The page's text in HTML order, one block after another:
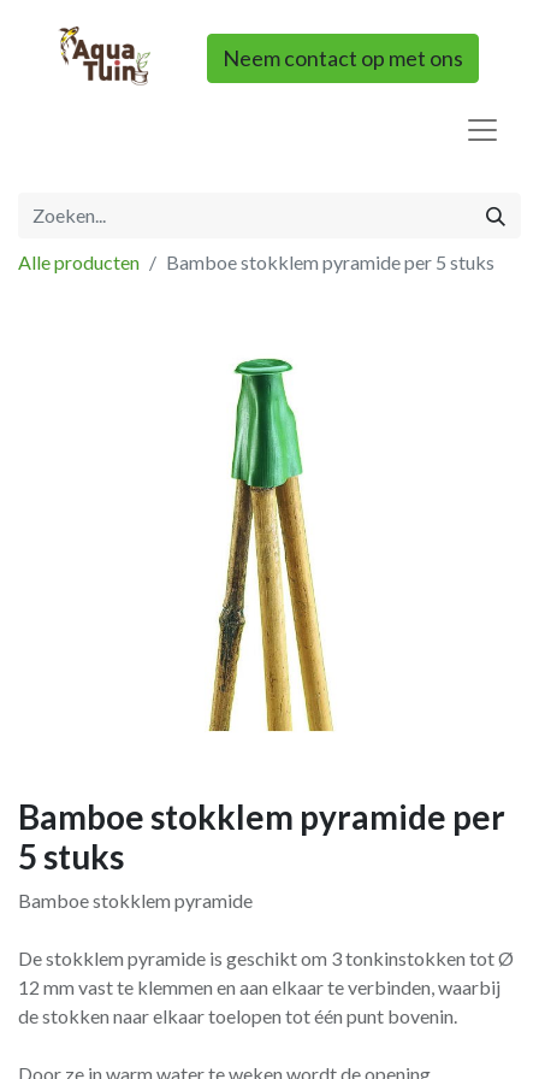
Neem contact op met ons
Alle producten Bamboe stokklem pyramide per 5 stuks
Bamboe stokklem pyramide per
5 stuks
Bamboe stokklem pyramide
De stokklem pyramide is geschikt om 3 tonkinstokken tot Ø
12 mm vast te klemmen en aan elkaar te verbinden, waarbij
de stokken naar elkaar toelopen tot één punt bovenin.
Door ze in warm water te weken wordt de opening